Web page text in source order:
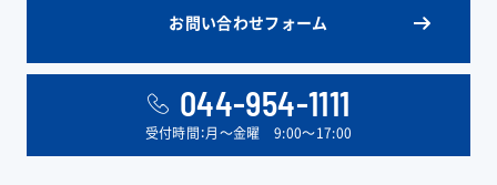
お問い合わせフォーム
044-954-1111
受付時間：月〜金曜 9:00〜17:00